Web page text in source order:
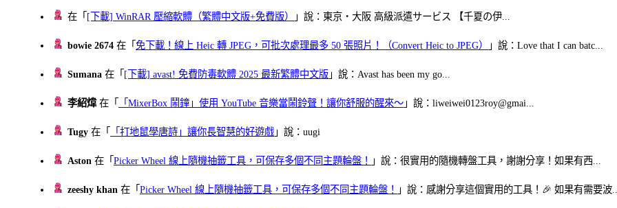
在「 [下載] WinRAR 壓縮軟體（繁體中文版+免費版） 」說：東京・大阪 高級派遣サービス 【千夏の伊...
bowie 2674 在「免下載！線上 Heic 轉 JPEG，可批次處理最多 50 張照片！（Convert Heic to JPEG） 」說：Love that I can batc...
Sumana 在「 [下載] avast! 免費防毒軟體 2025 最新繁體中文版 」說：Avast has been my go...
李紹煒在「 「MixerBox 鬧鐘」使用 YouTube 音樂當鬧鈴聲！讓你舒服的醒來～ 」說：liweiwei0123roy@gmai...
Tugy 在「 「打地鼠學唐詩」讓你長智慧的好遊戲 」說：uugi
Aston 在「Picker Wheel 線上隨機抽籤工具，可保存多個不同主題輪盤！ 」說：很實用的隨機轉盤工具，謝謝分享！如果有西...
zeeshy khan 在「Picker Wheel 線上隨機抽籤工具，可保存多個不同主題輪盤！ 」說：感謝分享這個實用的工具！🎉 如果有需要波